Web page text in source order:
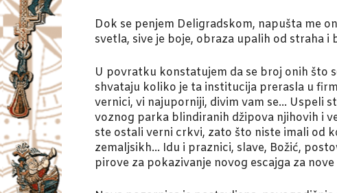
Dok se penjem Deligradskom, napušta me
svetla, sive je boje, obraza upalih od straha i
U povratku konstatujem da se broj onih što
shvataju koliko je ta institucija prerasla u
vernici, vi najuporniji, divim vam se… Uspeli
voznog parka blindiranih džipova njihovih i
ste ostali verni crkvi, zato što niste imali od
zemaljsikh… Idu i praznici, slave, Božić,
pirove za pokazivanje novog escajga za